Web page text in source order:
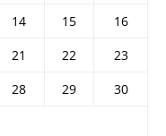
14 15
16
21 22
23
28 29
30